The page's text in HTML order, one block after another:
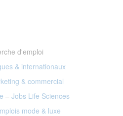
d'emploi
& internationaux
& commercial
– Jobs Life Sciences
mode & luxe